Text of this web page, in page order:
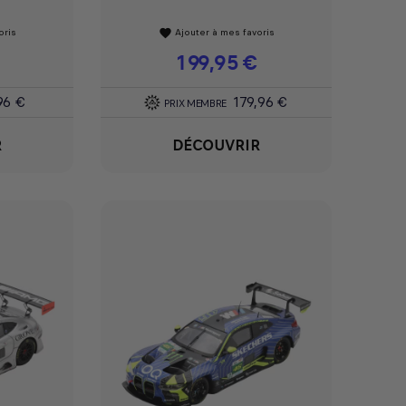
€
favorite Ajouter à mes favoris
Prix
199,95 €
PRIX MEMBRE 179,96 €
DÉCOUVRIR